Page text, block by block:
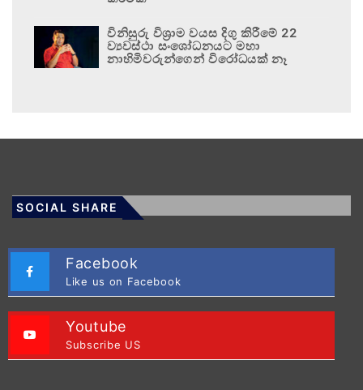
විනිසුරු විශ්‍රාම වයස දිගු කිරීමේ 22
ව්‍යවස්ථා සංශෝධනයට මහා
නාහිමිවරුන්ගෙන් විරෝධයක් නෑ
SOCIAL SHARE
Facebook
Like us on Facebook
Youtube
Subscribe US